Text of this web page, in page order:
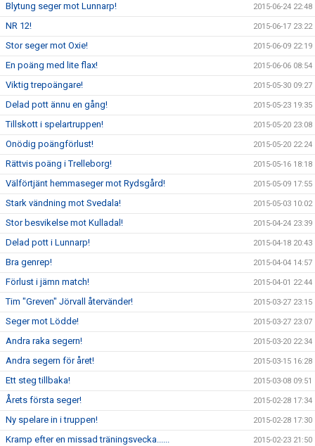
Blytung seger mot Lunnarp! 2015-06-24 22:48
NR 12! 2015-06-17 23:22
Stor seger mot Oxie! 2015-06-09 22:19
En poäng med lite flax! 2015-06-06 08:54
Viktig trepoängare! 2015-05-30 09:27
Delad pott ännu en gång! 2015-05-23 19:35
Tillskott i spelartruppen! 2015-05-20 23:08
Onödig poängförlust! 2015-05-20 22:24
Rättvis poäng i Trelleborg! 2015-05-16 18:18
Välförtjänt hemmaseger mot Rydsgård! 2015-05-09 17:55
Stark vändning mot Svedala! 2015-05-03 10:02
Stor besvikelse mot Kulladal! 2015-04-24 23:39
Delad pott i Lunnarp! 2015-04-18 20:43
Bra genrep! 2015-04-04 14:57
Förlust i jämn match! 2015-04-01 22:44
Tim "Greven" Jörvall återvänder! 2015-03-27 23:15
Seger mot Lödde! 2015-03-27 23:07
Andra raka segern! 2015-03-20 22:34
Andra segern för året! 2015-03-15 16:28
Ett steg tillbaka! 2015-03-08 09:51
Årets första seger! 2015-02-28 17:34
Ny spelare in i truppen! 2015-02-28 17:30
Kramp efter en missad träningsvecka...... 2015-02-23 21:50